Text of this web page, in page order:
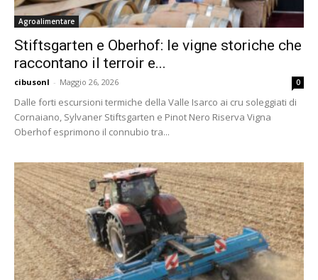
Agroalimentare
Stiftsgarten e Oberhof: le vigne storiche che
raccontano il terroir e...
cibusonl - Maggio 26, 2026 0
Dalle forti escursioni termiche della Valle Isarco ai cru soleggiati di
Cornaiano, Sylvaner Stiftsgarten e Pinot Nero Riserva Vigna
Oberhof esprimono il connubio tra...